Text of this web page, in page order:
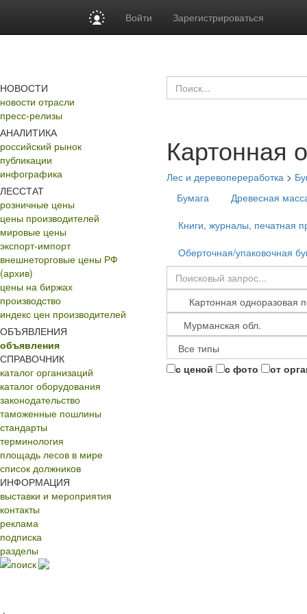
Войти Зарегистрироваться
НОВОСТИ
новости отрасли
пресс-релизы
АНАЛИТИКА
российский рынок
публикации
инфографика
ЛЕССТАТ
розничные цены
цены производителей
мировые цены
экспорт-импорт
внешнеторговые цены РФ
(архив)
цены на биржах
производство
индекс цен производителей
ОБЪЯВЛЕНИЯ
объявления
СПРАВОЧНИК
каталог организаций
каталог оборудования
законодательство
таможенные пошлины
стандарты
терминология
площадь лесов в мире
список должников
ИНФОРМАЦИЯ
выставки и мероприятия
контакты
реклама
подписка
разделы
поиск
Картонная
Лес и деревопереработка >
Бумага
Древесная
Книги, журналы, печатная
Оберточная/упаковочная
с ценой с фото от